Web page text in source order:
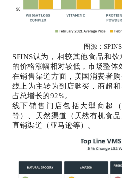
图源：
SPINS认为，相较其他食品和
的价格涨幅相对较低，市场整体
在销售渠道方面，美国消费者
线上为主转为到店购买，商超
占总增长的92%。
线下销售门店包括大型商超
等）、天然渠道（天然有机食
直销渠道（亚马逊等）。